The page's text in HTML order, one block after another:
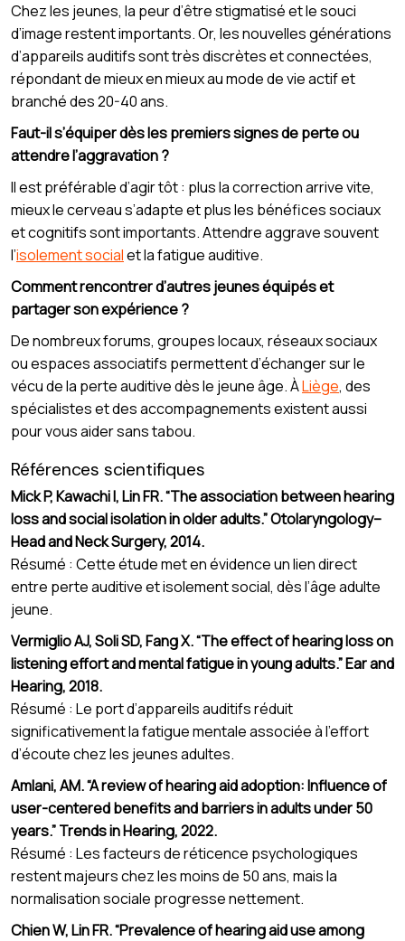
Chez les jeunes, la peur d’être stigmatisé et le souci
d’image restent importants. Or, les nouvelles générations
d’appareils auditifs sont très discrètes et connectées,
répondant de mieux en mieux au mode de vie actif et
branché des 20-40 ans.
Faut-il s’équiper dès les premiers signes de perte ou
attendre l’aggravation ?
Il est préférable d’agir tôt : plus la correction arrive vite,
mieux le cerveau s’adapte et plus les bénéfices sociaux
et cognitifs sont importants. Attendre aggrave souvent
l’isolement socialet la fatigue auditive.
Comment rencontrer d’autres jeunes équipés et
partager son expérience ?
De nombreux forums, groupes locaux, réseaux sociaux
ou espaces associatifs permettent d’échanger sur le
vécu de la perte auditive dès le jeune âge. ÀLiège, des
spécialistes et des accompagnements existent aussi
pour vous aider sans tabou.
Références scientifiques
Mick P, Kawachi I, Lin FR. “The association between hearing
loss and social isolation in older adults.” Otolaryngology–
Head and Neck Surgery, 2014.
Résumé : Cette étude met en évidence un lien direct
entre perte auditive et isolement social, dès l’âge adulte
jeune.
Vermiglio AJ, Soli SD, Fang X. “The effect of hearing loss on
listening effort and mental fatigue in young adults.” Ear and
Hearing, 2018.
Résumé : Le port d’appareils auditifs réduit
significativement la fatigue mentale associée à l’effort
d’écoute chez les jeunes adultes.
Amlani, AM. “A review of hearing aid adoption: Influence of
user-centered benefits and barriers in adults under 50
years.” Trends in Hearing, 2022.
Résumé : Les facteurs de réticence psychologiques
restent majeurs chez les moins de 50 ans, mais la
normalisation sociale progresse nettement.
Chien W, Lin FR. “Prevalence of hearing aid use among